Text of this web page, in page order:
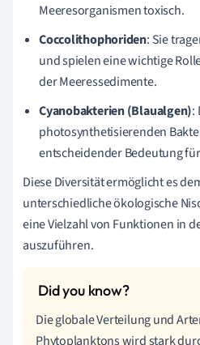
Meeresorganismen toxisch.
Coccolithophoriden: Sie
und spielen eine wichtige
der Meeressedimente.
Cyanobakterien (Blaualgen):
photosynthetisierenden
entscheidender Bedeutung
Diese Diversität ermöglicht es
unterschiedliche ökologische
eine Vielzahl von Funktionen in
auszuführen.
Die globale Verteilung und
Phytoplanktons wird stark